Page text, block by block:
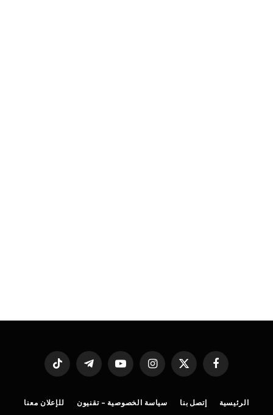
فيسبوك
X
الانستغراميوتيوب تيلقرام تيكتوك
الرئيسية إتصل بنا سياسة الخصوصية – تقنيون للإعلان معنا